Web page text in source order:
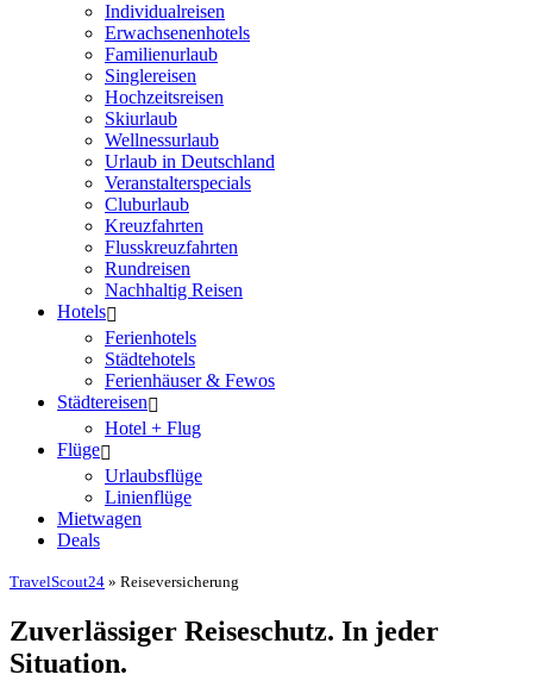
Individualreisen
Erwachsenenhotels
Familienurlaub
Singlereisen
Hochzeitsreisen
Skiurlaub
Wellnessurlaub
Urlaub in Deutschland
Veranstalterspecials
Cluburlaub
Kreuzfahrten
Flusskreuzfahrten
Rundreisen
Nachhaltig Reisen
Hotels
Ferienhotels
Städtehotels
Ferienhäuser & Fewos
Städtereisen
Hotel + Flug
Flüge
Urlaubsflüge
Linienflüge
Mietwagen
Deals
TravelScout24 » Reiseversicherung
Zuverlässiger Reiseschutz. In jeder
Situation.